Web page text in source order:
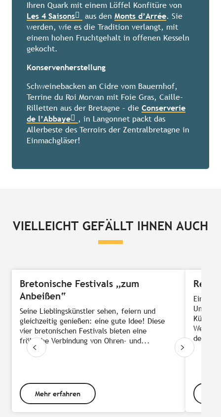
Ihren Quark mit einem Löffel Konfitüre von
Les 4 Saisons
aus den Monts d’Arrée. Sie
werden, wie es die Tradition verlangt, mit
einem hohen Fruchtgehalt in offenen Kesseln
gekocht.
Konservenherstellung
Schweinebacken an Cidre vom Bauernhof,
Terrine du Roi Morvan mit Foie Gras, Caille-
Rilletten aus der Bretagne – die Conserverie
de l’Abbaye
, in Langonnet packt das
Allerbeste des Terroirs der Zentralbretagne in
Einmachgläser!
VIELLEICHT GEFÄLLT IHNEN AUCH
Bretonische Festivals „zum
Anbeißen“
Seine Lieblingskünstler sehen, feiern und
gleichzeitig genießen: eine gute Idee! Diese
vier bretonischen Festivals bieten eine
fröhliche Verbindung von Ohren- und...
Mehr erfahren
Ein
Küste
Weiten.
der...